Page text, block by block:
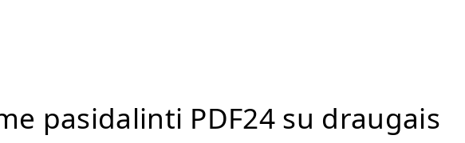
pasidalinti PDF24 su draugais